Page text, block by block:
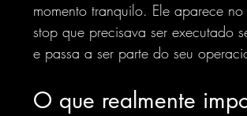
momento tranquilo. Ele aparece
stop que precisava ser executado
e passa a ser parte do seu
O que realmente